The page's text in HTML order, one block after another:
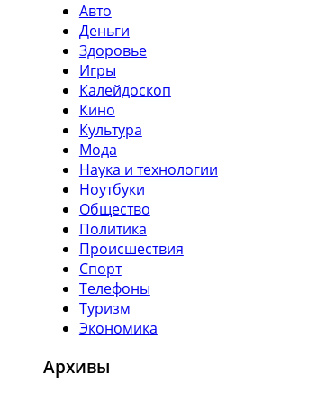
Авто
Деньги
Здоровье
Игры
Калейдоскоп
Кино
Культура
Мода
Наука и технологии
Ноутбуки
Общество
Политика
Происшествия
Спорт
Телефоны
Туризм
Экономика
Архивы